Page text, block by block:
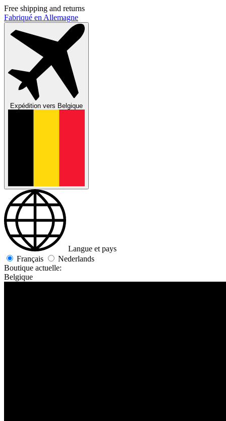
Free shipping and returns
Fabriqué en Allemagne
Expédition vers Belgique
Langue et pays
Français
Nederlands
Boutique actuelle:
Belgique